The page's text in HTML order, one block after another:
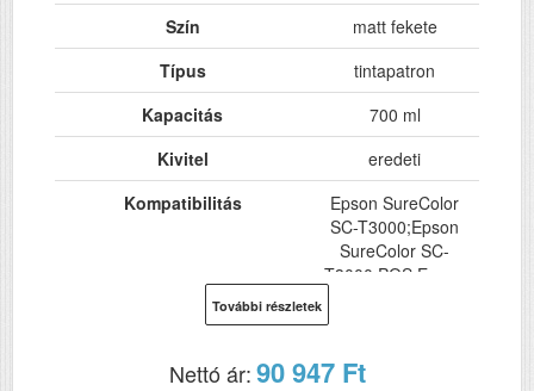
Szín
matt fekete
Típus
tintapatron
Kapacitás
700 ml
Kivitel
eredeti
Kompatibilitás
Epson SureColor
SC-T3000;Epson
SureColor SC-
T3000 POS;Epson
T5000 POS;Epson
További részletek
Nettó ár:90 947 Ft